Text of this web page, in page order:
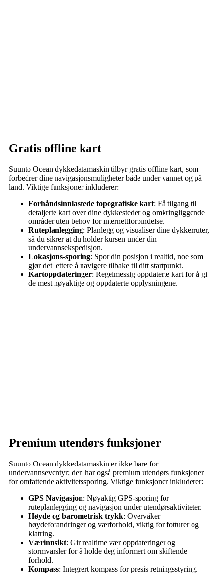
Gratis offline kart
Suunto Ocean dykkedatamaskin tilbyr gratis offline kart, som
forbedrer dine navigasjonsmuligheter både under vannet og på
land. Viktige funksjoner inkluderer:
Forhåndsinnlastede topografiske kart: Få tilgang til
detaljerte kart over dine dykkesteder og omkringliggende
områder uten behov for internettforbindelse.
Ruteplanlegging: Planlegg og visualiser dine dykkerruter,
så du sikrer at du holder kursen under din
undervannsekspedisjon.
Lokasjons-sporing: Spor din posisjon i realtid, noe som
gjør det lettere å navigere tilbake til ditt startpunkt.
Kartoppdateringer: Regelmessig oppdaterte kart for å gi
de mest nøyaktige og oppdaterte opplysningene.
Premium utendørs funksjoner
Suunto Ocean dykkedatamaskin er ikke bare for
undervannseventyr; den har også premium utendørs funksjoner
for omfattende aktivitetssporing. Viktige funksjoner inkluderer:
GPS Navigasjon: Nøyaktig GPS-sporing for
ruteplanlegging og navigasjon under utendørsaktiviteter.
Høyde og barometrisk trykk: Overvåker
høydeforandringer og værforhold, viktig for fotturer og
klatring.
Værinnsikt: Gir realtime vær oppdateringer og
stormvarsler for å holde deg informert om skiftende
forhold.
Kompass: Integrert kompass for presis retningsstyring.